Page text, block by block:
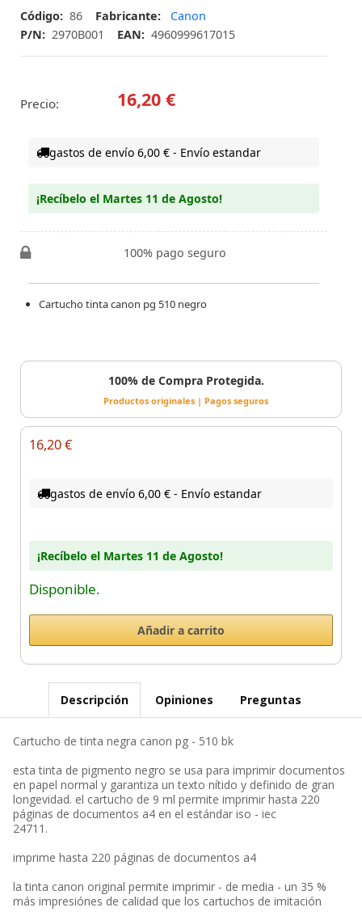
Código: 86 Fabricante:
Canon
P/N: 2970B001 EAN: 4960999617015
Precio: 16,20 €
gastos de envío 6,00 € - Envío estandar
¡Recíbelo el Martes 11 de Agosto!
100% pago seguro
Cartucho tinta canon pg 510 negro
100% de Compra Protegida.
Productos originales | Pagos seguros
16,20 €
gastos de envío 6,00 € - Envío estandar
¡Recíbelo el Martes 11 de Agosto!
Disponible.
Descripción Opiniones Preguntas
Cartucho de tinta negra canon pg - 510 bk
esta tinta de pigmento negro se usa para imprimir documentos
en papel normal y garantiza un texto nítido y definido de gran
longevidad. el cartucho de 9 ml permite imprimir hasta 220
páginas de documentos a4 en el estándar iso - iec
24711.
imprime hasta 220 páginas de documentos a4
la tinta canon original permite imprimir - de media - un 35 %
más impresiónes de calidad que los cartuchos de imitación